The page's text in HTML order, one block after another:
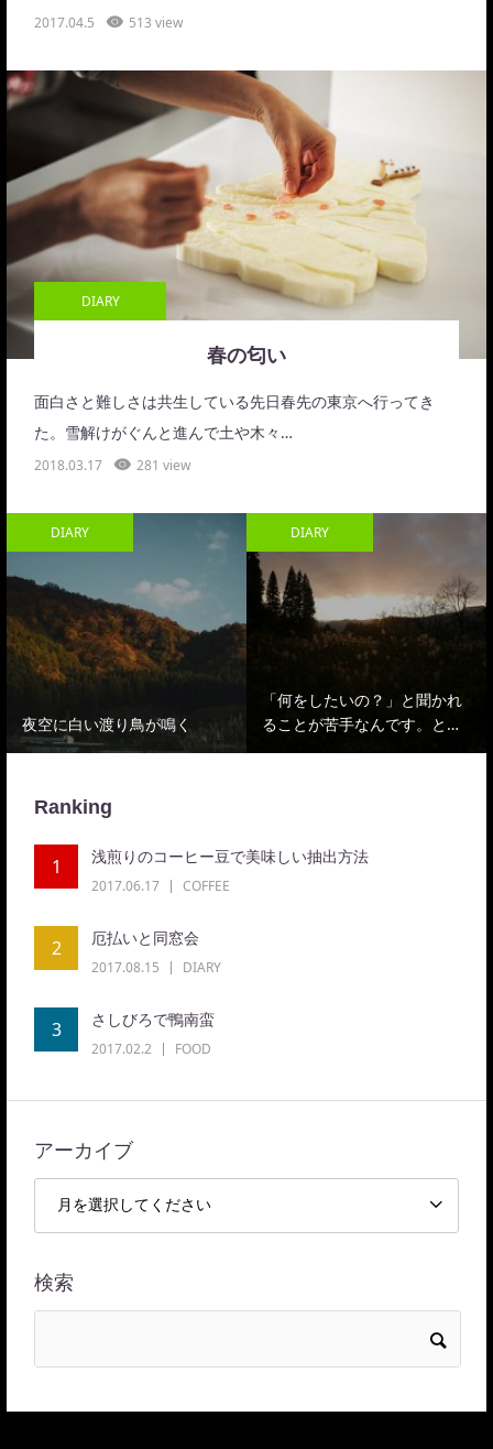
2017.04.5 513 view
DIARY
春の匂い
面白さと難しさは共生している先日春先の東京へ行ってき
た。雪解けがぐんと進んで土や木々…
2018.03.17 281 view
DIARY
夜空に白い渡り鳥が鳴く
DIARY
「何をしたいの？」と聞かれ
ることが苦手なんです。と…
Ranking
1 浅煎りのコーヒー豆で美味しい抽出方法
2017.06.17 COFFEE
2 厄払いと同窓会
2017.08.15 DIARY
3 さしびろで鴨南蛮
2017.02.2 FOOD
アーカイブ
検索